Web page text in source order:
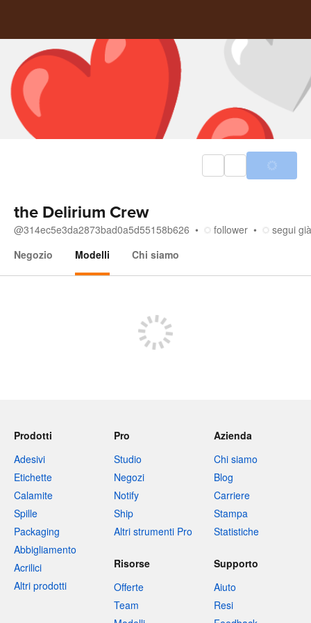
the Delirium Crew
@314ec5e3da2873bad0a5d55158b626 follower
segui già
Negozio
Modelli Chi siamo
Prodotti
Adesivi
Etichette
Calamite
Spille
Packaging
Abbigliamento
Acrilici
Altri prodotti
Pro
Studio
Negozi
Notify
Ship
Altri strumenti Pro
Azienda
Chi siamo
Blog
Carriere
Stampa
Statistiche
Risorse
Offerte
Team
Supporto
Aiuto
Resi